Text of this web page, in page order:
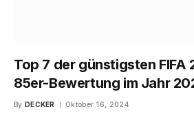
Top 7 der günstigsten FIFA
85er-Bewertung im Jahr
By DECKER Oktober 16, 2024